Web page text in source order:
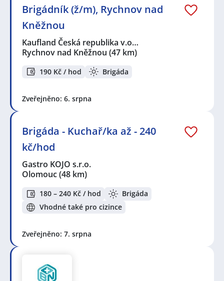
Brigádník (ž/m), Rychnov nad
Kněžnou
Kaufland Česká republika v.o…
Rychnov nad Kněžnou (47 km)
190 Kč / hod Brigáda
Zveřejněno: 6. srpna
Brigáda - Kuchař/ka až - 240
kč/hod
Gastro KOJO s.r.o.
Olomouc(48 km)
180 – 240 Kč / hod
Brigáda
Vhodné také pro cizince
Zveřejněno: 7. srpna